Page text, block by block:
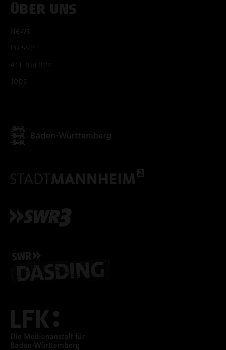
ALLE COOKIES
ÜBER UNS
News
Presse
Act buchen
Jobs